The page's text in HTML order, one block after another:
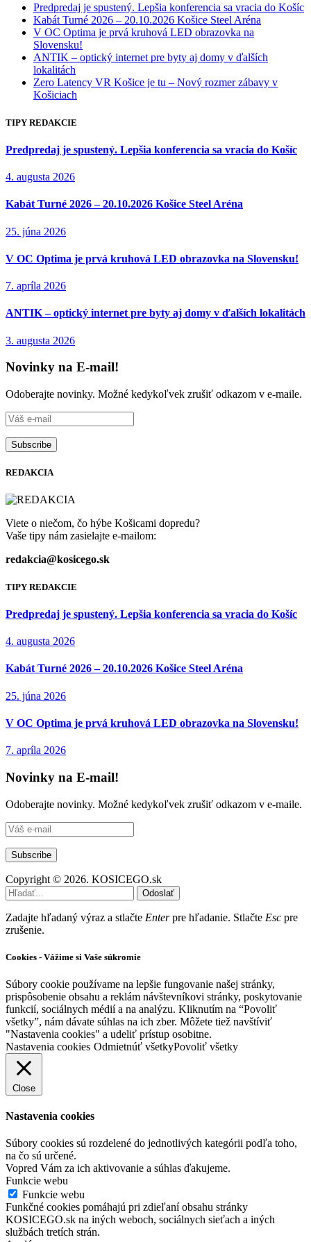
Predpredaj je spustený. Lepšia konferencia sa vracia do Košíc
Kabát Turné 2026 – 20.10.2026 Košice Steel Aréna
V OC Optima je prvá kruhová LED obrazovka na
Slovensku!
ANTIK – optický internet pre byty aj domy v ďalších
lokalitách
Zero Latency VR Košice je tu – Nový rozmer zábavy v
Košiciach
TIPY REDAKCIE
Predpredaj je spustený. Lepšia konferencia sa vracia do Košíc
4. augusta 2026
Kabát Turné 2026 – 20.10.2026 Košice Steel Aréna
25. júna 2026
V OC Optima je prvá kruhová LED obrazovka na Slovensku!
7. apríla 2026
ANTIK – optický internet pre byty aj domy v ďalších lokalitách
3. augusta 2026
Novinky na E-mail!
Odoberajte novinky. Možné kedykoľvek zrušiť odkazom v e-maile.
REDAKCIA
Viete o niečom, čo hýbe Košicami dopredu?
Vaše tipy nám zasielajte e-mailom:
redakcia@kosicego.sk
TIPY REDAKCIE
Predpredaj je spustený. Lepšia konferencia sa vracia do Košíc
4. augusta 2026
Kabát Turné 2026 – 20.10.2026 Košice Steel Aréna
25. júna 2026
V OC Optima je prvá kruhová LED obrazovka na Slovensku!
7. apríla 2026
Novinky na E-mail!
Odoberajte novinky. Možné kedykoľvek zrušiť odkazom v e-maile.
Copyright © 2026. KOSICEGO.sk
Odoslať
Zadajte hľadaný výraz a stlačte Enterpre hľadanie. Stlačte Esc pre
zrušenie.
Cookies - Vážime si Vaše súkromie
Súbory cookie používame na lepšie fungovanie našej stránky,
prispôsobenie obsahu a reklám návštevníkovi stránky, poskytovanie
funkcií, sociálnych médií a na analýzu. Kliknutím na “Povoliť
všetky”, nám dávate súhlas na ich zber. Môžete tiež navštíviť
"Nastavenia cookies" a udeliť prístup osobitne.
Nastavenia cookies Odmietnúť všetkyPovoliť všetky
Close
Nastavenia cookies
Súbory cookies sú rozdelené do jednotlivých kategórii podľa toho,
na čo sú určené.
Vopred Vám za ich aktivovanie a súhlas ďakujeme.
Funkcie webu
Funkcie webu
Funkčné cookies pomáhajú pri zdieľaní obsahu stránky
KOSICEGO.sk na iných weboch, sociálnych sieťach a iných
službách tretích strán.